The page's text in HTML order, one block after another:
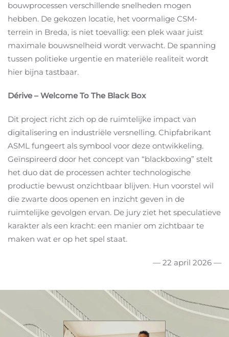
bouwprocessen verschillende snelheden mogen
hebben. De gekozen locatie, het voormalige CSM-
terrein in Breda, is niet toevallig: een plek waar juist
maximale bouwsnelheid wordt verwacht. De spanning
tussen politieke urgentie en materiële realiteit wordt
hier bijna tastbaar.
Dérive – Welcome To The Black Box
Dit project richt zich op de ruimtelijke impact van
digitalisering en industriële versnelling. Chipfabrikant
ASML fungeert als symbool voor deze ontwikkeling.
Geïnspireerd door het concept van “blackboxing” stelt
het duo dat de processen achter technologische
productie bewust onzichtbaar blijven. Hun voorstel wil
die zwarte doos openen en inzicht geven in de
ruimtelijke gevolgen ervan. De jury ziet het speculatieve
karakter als een kracht: een manier om zichtbaar te
maken wat er op het spel staat.
— 22 april 2026 —